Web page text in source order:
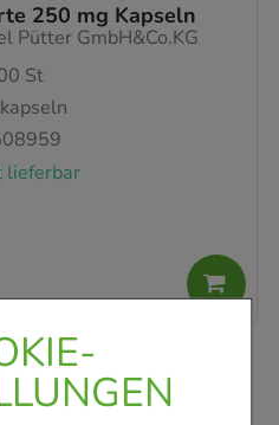
250 mg Kapseln
Pütter GmbH&Co.KG
St
lieferbar